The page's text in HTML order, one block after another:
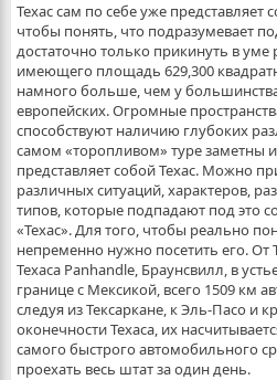
Техас сам по себе уже
чтобы понять, что подразумевает
достаточно только прикинуть в уме
имеющего площадь 629,300
намного больше, чем у
европейских. Огромные
способствуют наличию глубоких
самом «торопливом» туре заметны
представляет собой Техас. Можно
различных ситуаций, характеров,
типов, которые подпадают под это
«Техас». Для того, чтобы реально
непременно нужно посетить его. От
Техаса Panhandle, Браунсвилл, в
границе с Мексикой, всего 1509 км
следуя из Тексаркане, к Эль-Пасо и
оконечности Техаса, их
самого быстрого автомобильного
проехать весь штат за один день.